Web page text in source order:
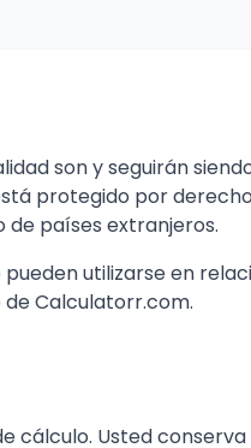
son y seguirán
protegido por
de países extranjeros.
utilizarse en
Calculatorr.com.
cálculo. Usted